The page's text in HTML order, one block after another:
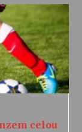
celou